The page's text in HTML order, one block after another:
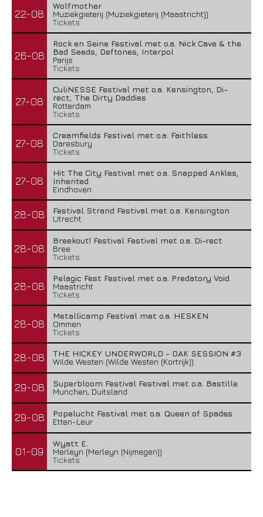
22-08
Wolfmother
Muziekgieterij (Muziekgieterij (Maastricht))
Tickets
26-08
Rock en Seine Festival met o.a. Nick Cave & the
Bad Seeds, Deftones, Interpol
Parijs
Tickets
27-08
CuliNESSE Festival met o.a. Kensington, Di-
rect, The Dirty Daddies
Rotterdam
Tickets
27-08
Creamfields Festival met o.a. Faithless
Daresbury
Tickets
27-08
Hit The City Festival met o.a. Snapped Ankles,
Inherited
Eindhoven
28-08
Festival Strand Festival met o.a. Kensington
Utrecht
28-08
Breekout! Festival Festival met o.a. Di-rect
Bree
Tickets
28-08
Pelagic Fest Festival met o.a. Predatory Void
Maastricht
Tickets
28-08
Metallicamp Festival met o.a. HESKEN
Ommen
Tickets
28-08
THE HICKEY UNDERWORLD - DAK SESSION #3
Wilde Westen (Wilde Westen (Kortrijk))
29-08
Superbloom Festival Festival met o.a. Bastille
Munchen, Duitsland
29-08
Popelucht Festival met o.a. Queen of Spades
Etten-Leur
01-09
Wyatt E.
Merleyn (Merleyn (Nijmegen))
Tickets